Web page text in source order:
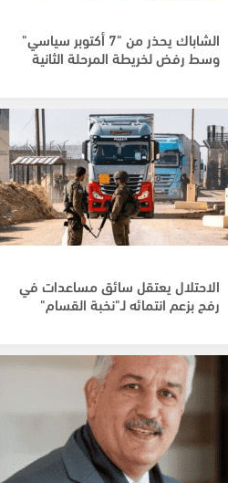
الشاباك يحذر من "7 أكتوبر سياسي"
وسط رفض لخريطة المرحلة الثانية
الاحتلال يعتقل سائق مساعدات في
رفح بزعم انتمائه لـ"نخبة القسام"